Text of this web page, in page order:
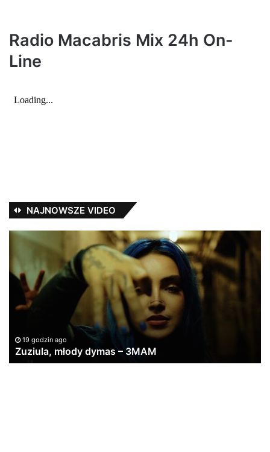
Radio Macabris Mix 24h On-
Line
NAJNOWSZE VIDEO
Zuziula,
dymas
–
3MAM
19 godzin ago
Zuziula, młody dymas – 3MAM